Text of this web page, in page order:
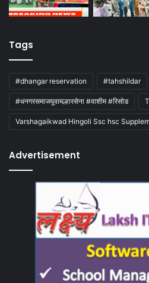
Tags
#dhangar reservation #tahshildar
#धनगरसमाजयूवामल्हारसेना #वाशीम #रिसोड
Varshagaikwad Hingoli Ssc hsc
Advertisement